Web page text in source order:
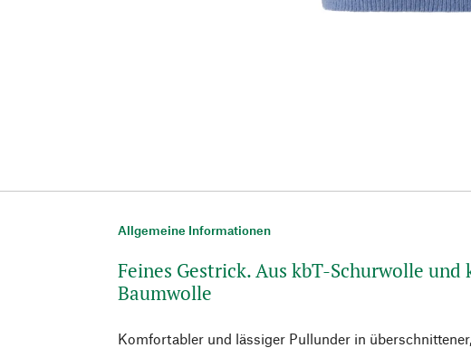
Allgemeine Informationen
Feines Gestrick. Aus kbT-Schurwolle und
Baumwolle
Komfortabler und lässiger Pullunder in